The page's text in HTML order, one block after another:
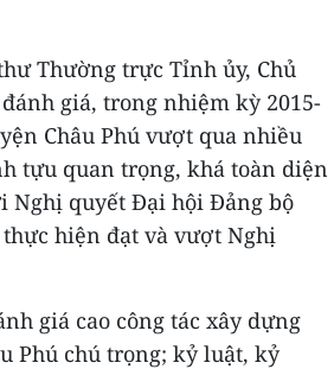
Thường trực Tỉnh ủy, Chủ
giá, trong nhiệm kỳ 2015-
Châu Phú vượt qua nhiều
tựu quan trọng, khá toàn diện
Nghị quyết Đại hội Đảng bộ
hiện đạt và vượt Nghị
giá cao công tác xây dựng
Phú chú trọng; kỷ luật, kỷ